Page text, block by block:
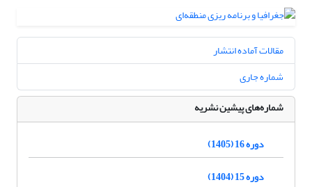
مقالات آماده انتشار
شماره جاری
شماره‌های پیشین نشریه
دوره 16 (1405)
دوره 15 (1404)